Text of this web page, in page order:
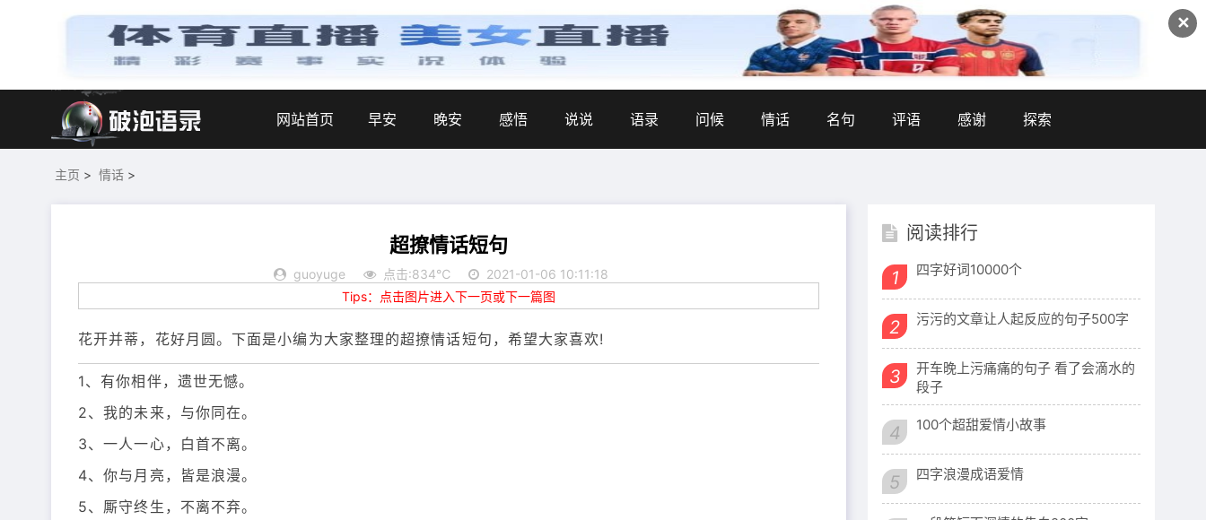
✕
网站首页 早安 晚安 感悟 说说 语录 问候 情话 名句 评语 感谢 探索
主页 > 情话 >
超撩情话短句
guoyuge 点击:834℃
2021-01-06 10:11:18
Tips：点击图片进入下一页或下一篇图
花开并蒂，花好月圆。下面是小编为大家整理的超撩情话短句，希望大家喜欢!
1、有你相伴，遗世无憾。
2、我的未来，与你同在。
3、一人一心，白首不离。
4、你与月亮，皆是浪漫。
5、厮守终生，不离不弃。
阅读排行
1 四字好词10000个
2 污污的文章让人起反应的句子500字
3
开车晚上污痛痛的句子 看了会滴水的
段子
4 100个超甜爱情小故事
5 四字浪漫成语爱情